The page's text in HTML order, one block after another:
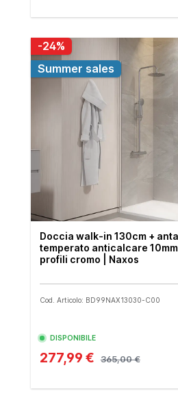
-24%
Summer sales
Doccia walk-in 130cm +
temperato anticalcare
profili cromo | Naxos
Cod. Articolo: BD99NAX13030-C00
DISPONIBILE
277,99 € 365,00 €